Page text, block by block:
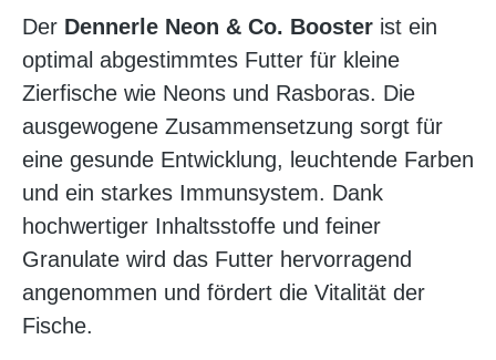
Der Dennerle Neon & Co. Booster ist ein
optimal abgestimmtes Futter für kleine
Zierfische wie Neons und Rasboras. Die
ausgewogene Zusammensetzung sorgt für
eine gesunde Entwicklung, leuchtende Farben
und ein starkes Immunsystem. Dank
hochwertiger Inhaltsstoffe und feiner
Granulate wird das Futter hervorragend
angenommen und fördert die Vitalität der
Fische.